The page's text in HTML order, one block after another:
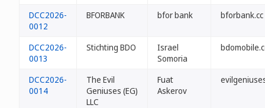
DCC2026-
0012
BFORBANK bfor bank bforbank.cc
DCC2026-
0013
Stichting BDO
Israel
Somoria
DCC2026-
0014
The Evil
Geniuses (EG)
LLC
Fuat
Askerov